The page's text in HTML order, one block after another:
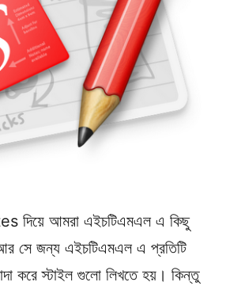
আমরা এইচটিএমএল এ কিছু
সে জন্য এইচটিএমএল এ প্রতিটি
করে স্টাইল গুলো লিখতে হয়। কিন্তু